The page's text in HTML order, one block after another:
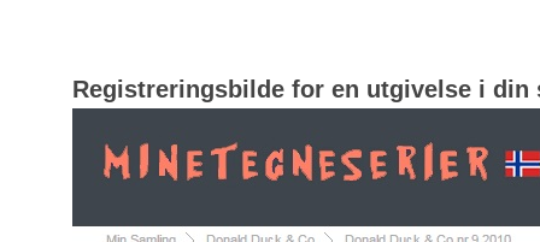
Registreringsbilde for en utgivelse i din